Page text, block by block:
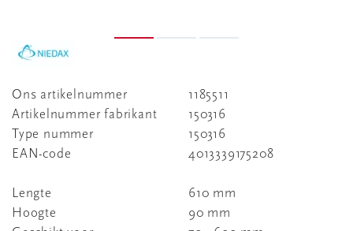
Ons artikelnummer
1185511
Artikelnummer fabrikant
150316
Type nummer
150316
EAN-code
4013339175208
Lengte
610 mm
Hoogte
90 mm